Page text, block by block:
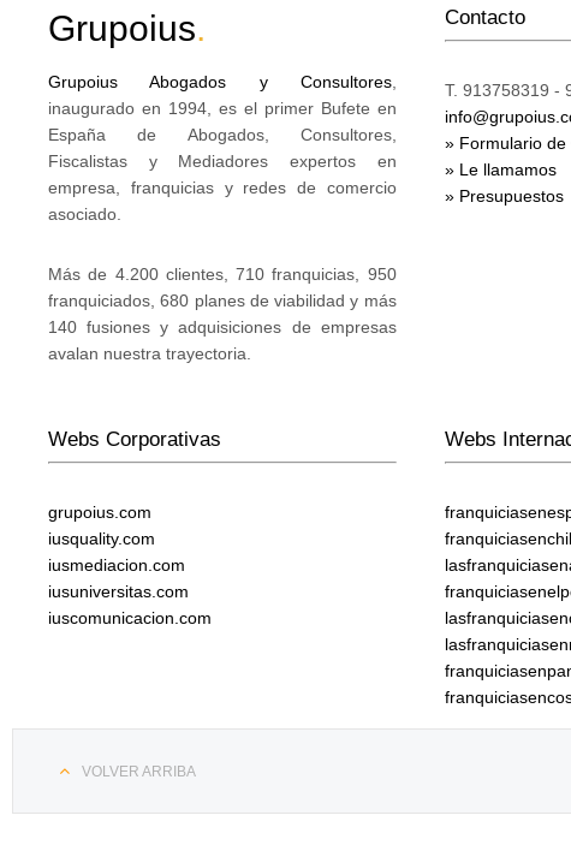
Grupoius.
Grupoius Abogados y Consultores,
inaugurado en 1994, es el primer Bufete en
España de Abogados, Consultores,
Fiscalistas y Mediadores expertos en
empresa, franquicias y redes de comercio
asociado.
Más de 4.200 clientes, 710 franquicias, 950
franquiciados, 680 planes de viabilidad y más
140 fusiones y adquisiciones de empresas
avalan nuestra trayectoria.
Contacto
T. 913758319 -
» Formulario de
» Le llamamos
» Presupuestos
Webs Corporativas
grupoius.com
iusquality.com
iusmediacion.com
iusuniversitas.com
iuscomunicacion.com
Webs
VOLVER ARRIBA